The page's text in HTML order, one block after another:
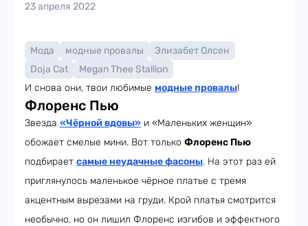
23 апреля 2022
Мода модные провалы
Элизабет Олсен
Doja Cat
Megan Thee Stallion
И снова они, твои любимые модные провалы!
Флоренс Пью
Звезда «Чёрной вдовы» и «Маленьких женщин»
обожает смелые мини. Вот только Флоренс Пью
подбирает самые неудачные фасоны. На этот раз ей
приглянулось маленькое чёрное платье с тремя
акцентным вырезами на груди. Крой платья смотрится
необычно, но он лишил Флоренс изгибов и эффектного